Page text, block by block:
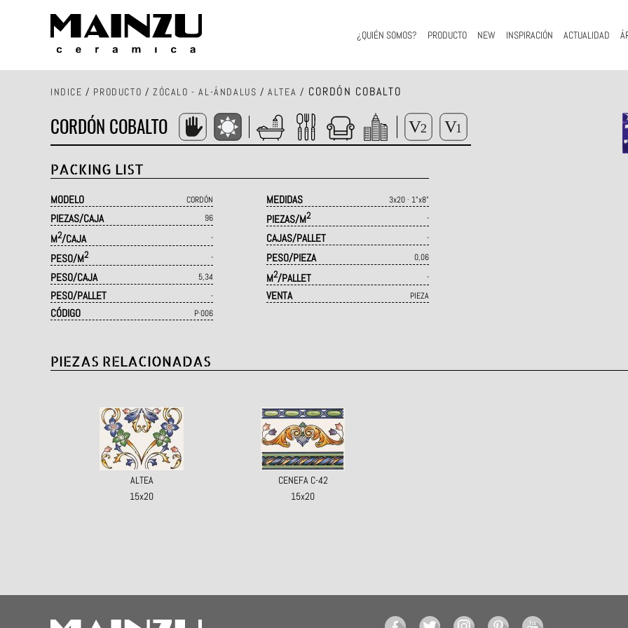
¿QUIÉN SOMOS? PRODUCTO NEW INSPIRACIÓN ACTUALIDAD
INDICE / PRODUCTO /ZÓCALO - AL-ÁNDALUS /ALTEA / CORDÓN COBALTO
CORDÓN COBALTO
PACKING LIST
MODELO CORDÓN MEDIDAS 3x20 · 1"x8"
PIEZAS/CAJA 96 PIEZAS/M2 -
M2/CAJA - CAJAS/PALLET -
PESO/M2 - PESO/PIEZA 0,06
PESO/CAJA 5,34 M2/PALLET -
PESO/PALLET - VENTA PIEZA
CÓDIGO P·006
PIEZAS RELACIONADAS
ALTEA
15x20
CENEFA C-42
15x20